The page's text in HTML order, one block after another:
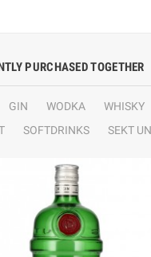
PURCHASED TOGETHER
GIN WODKA WHISKY
SOFTDRINKS SEKT